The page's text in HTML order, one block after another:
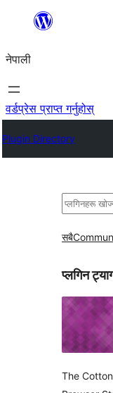
सामग्रीमा
नेपाली
वर्डप्रेस प्राप्त गर्नुहोस्
Plugin Directory
खोज्नुहोस्
सबै
प्लगिन
The